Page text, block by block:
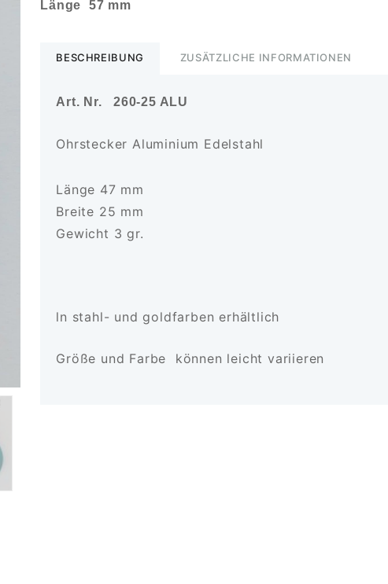
Länge 57 mm
BESCHREIBUNG ZUSÄTZLICHE INFORMATIONEN
Art. Nr. 260-25 ALU
Ohrstecker Aluminium Edelstahl
Länge 47 mm
Breite 25 mm
Gewicht 3 gr.
ln stahl- und goldfarben erhältlich
Größe und Farbe können leicht variieren